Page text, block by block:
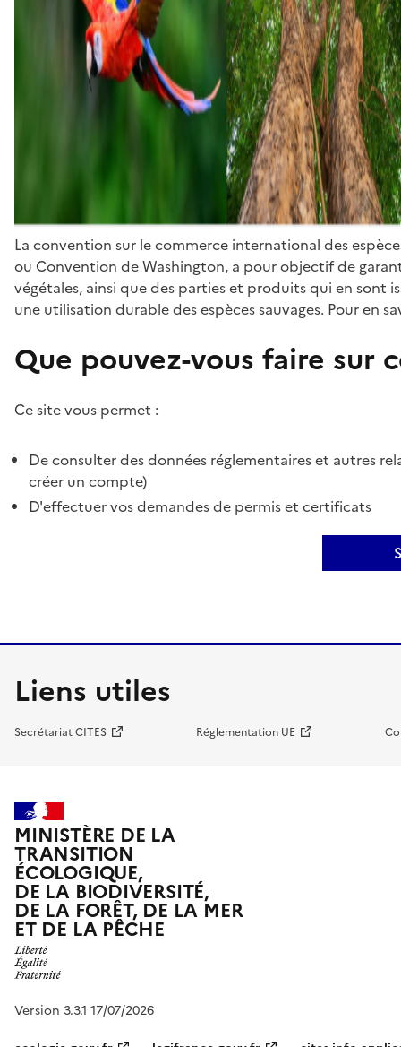
La convention sur le commerce international des
ou Convention de Washington, a pour objectif de
végétales, ainsi que des parties et produits qui en sont
une utilisation durable des espèces sauvages. Pour en
Que pouvez-vous faire sur
Ce site vous permet :
De consulter des données réglementaires et autres
créer un compte)
D'effectuer vos demandes de permis et certificats
Liens utiles
Secrétariat CITES Réglementation UE
MINISTÈRE DE LA
TRANSITION
ÉCOLOGIQUE,
DE LA BIODIVERSITÉ,
DE LA FORÊT, DE LA MER
ET DE LA PÊCHE
Version 3.3.1 17/07/2026